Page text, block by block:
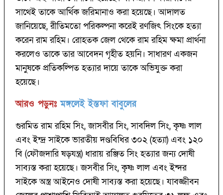
সাথেই তাকে আর্থিক জরিমানাও করা হয়েছে। আদালত
জানিয়েছে, রীতিমতো পরিকল্পনা করেই রণজিৎ সিংকে হত্যা
করেন রাম রহিম। রোহতক জেল থেকে রাম রহিম ক্ষমা প্রার্থনা
করলেও তাকে তার আবেদন গৃহীত হয়নি। সাধারণ একজন
মানুষকে প্রতিকল্পিত হত্যার দায়ে তাকে অভিযুক্ত করা
হয়েছে।
আরও পড়ুনঃ মঙ্গলেই ইস্তফা বাবুলের
গুরমিত রাম রহিম সিং, জাসবীর সিং, সাবদিল সিং, কৃষ্ণ লাল
এবং ইন্দ্র সাইকে ভারতীয় দণ্ডবিধির ৩০২ (হত্যা) এবং ১২০
বি (ফৌজদারি ষড়যন্ত্র) ধারায় রঞ্জিত সিং হত্যার জন্য দোষী
সাব্যস্ত করা হয়েছে। জসবীর সিং, কৃষ্ণ লাল এবং ইন্দর
সাইকে অস্ত্র আইনেও দোষী সাব্যস্ত করা হয়েছে। যাবজ্জীবন